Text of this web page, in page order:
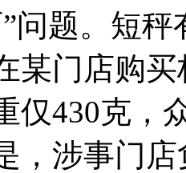
问题。短
某门店购
仅430克，
，涉事门